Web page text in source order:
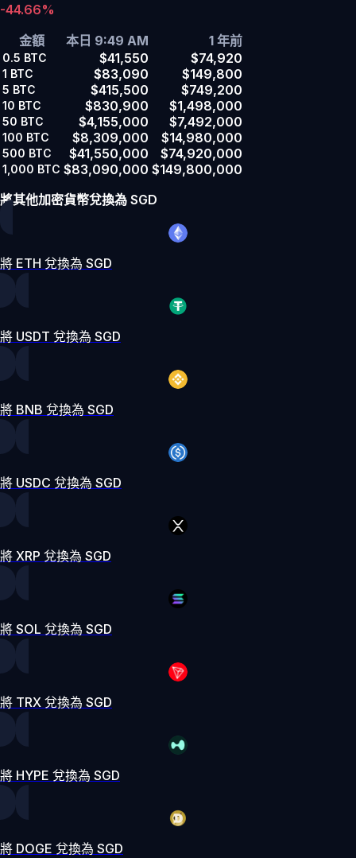
-44.66%
金額
本日 9:49 AM 1 年前
0.5 BTC $41,550 $74,920
1 BTC $83,090 $149,800
5 BTC $415,500 $749,200
10 BTC $830,900 $1,498,000
50 BTC $4,155,000 $7,492,000
100 BTC $8,309,000 $14,980,000
500 BTC $41,550,000 $74,920,000
1,000 BTC $83,090,000 $149,800,000
將其他加密貨幣兌換為 SGD
將 ETH 兌換為 SGD
將 USDT 兌換為 SGD
將 BNB 兌換為 SGD
將 USDC 兌換為 SGD
將 XRP 兌換為 SGD
將 SOL 兌換為 SGD
將 TRX 兌換為 SGD
將 HYPE 兌換為 SGD
將 DOGE 兌換為 SGD